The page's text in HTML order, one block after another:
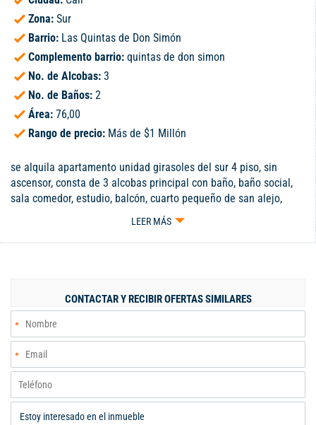
Zona: Sur
Barrio: Las Quintas de Don Simón
Complemento barrio: quintas de don simon
No. de Alcobas: 3
No. de Baños: 2
Área: 76,00
Rango de precio: Más de $1 Millón
se alquila apartamento unidad girasoles del sur 4 piso, sin
ascensor, consta de 3 alcobas principal con baño, baño social,
sala comedor, estudio, balcón, cuarto pequeño de san alejo,
parqueadero propio, la unidad cuenta con salón social, piscina,
LEER MÁS
CONTACTAR Y RECIBIR OFERTAS SIMILARES